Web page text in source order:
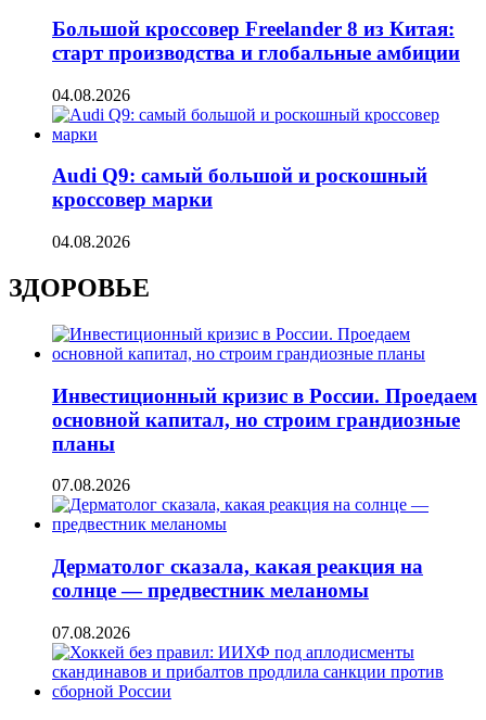
Большой кроссовер Freelander 8 из Китая:
старт производства и глобальные амбиции
04.08.2026
Audi Q9: самый большой и роскошный
кроссовер марки
04.08.2026
ЗДОРОВЬЕ
Инвестиционный кризис в России. Проедаем
основной капитал, но строим грандиозные
планы
07.08.2026
Дерматолог сказала, какая реакция на
солнце — предвестник меланомы
07.08.2026